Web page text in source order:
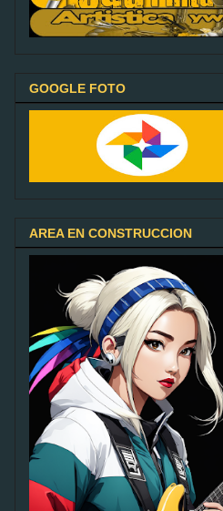
GOOGLE FOTO
AREA EN CONSTRUCCION